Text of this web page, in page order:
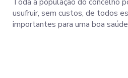
usufruir, sem custos, de todos
importantes para uma boa